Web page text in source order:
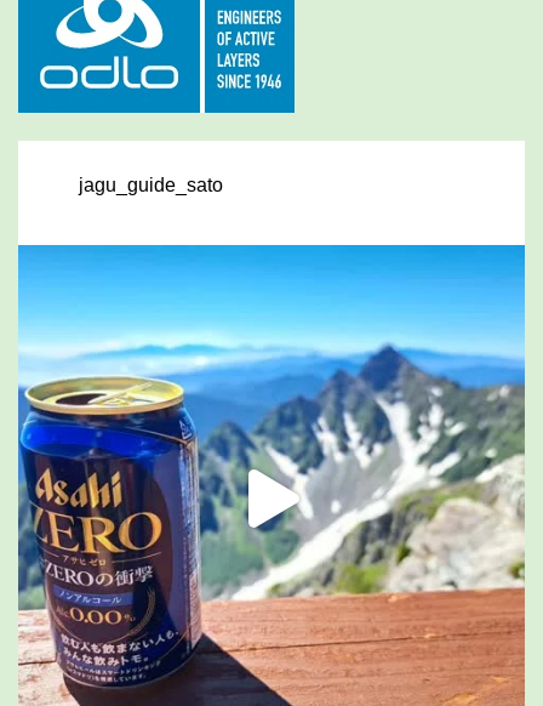
jagu_guide_sato